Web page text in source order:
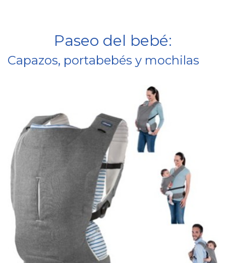
Paseo del bebé:
Capazos, portabebés y mochilas